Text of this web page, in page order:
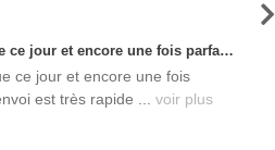
Nouvelle commande reçue ce jour et encore une fois parfaitement satisfaite, l'envoi est très rapide et les produits sont toujours conditionnés de manière personnalisés. L'avantage de commander auprès de créateurs indépendants.
ce jour et encore une fois
est très rapide ... voir plus